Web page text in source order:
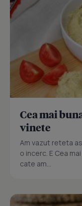
Cea mai
vinete
Am vazut reteta
o incerc. E Cea
cate am...